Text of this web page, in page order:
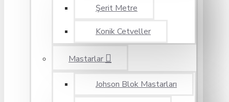
Şerit Metre
Konik Cetveller
Mastarlar
Johson Blok Mastarları